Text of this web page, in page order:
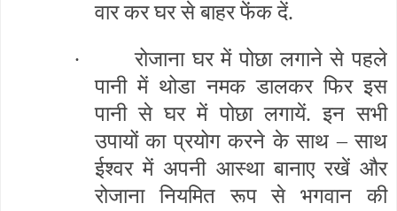
वार कर घर से बाहर फेंक दें.
·
रोजाना घर में पोछा लगाने से पहले
पानी में थोडा नमक डालकर फिर इस
पानी से घर में पोछा लगायें. इन सभी
उपायों का प्रयोग करने के साथ – साथ
ईश्वर में अपनी आस्था बानाए रखें और
रोजाना नियमित रूप से भगवान की